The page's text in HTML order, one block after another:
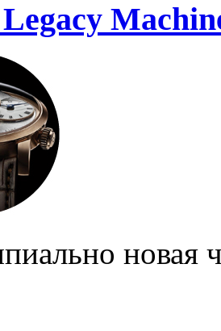
новая